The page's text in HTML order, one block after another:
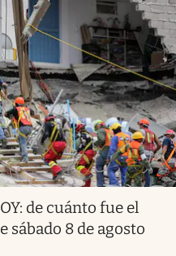
de cuánto fue el
sábado 8 de agosto